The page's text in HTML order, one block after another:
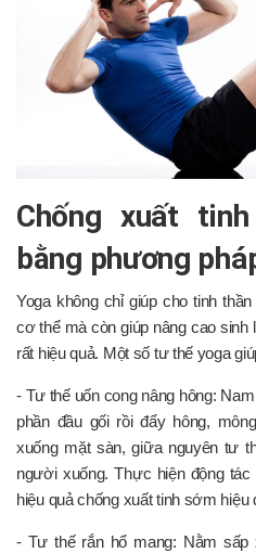
Chống xuất
bằng phương
Yoga không chỉ giúp cho tinh
cơ thể mà còn giúp nâng cao sinh
rất hiệu quả. Một số tư thế yoga
- Tư thế uốn cong nâng hông:
phần đầu gối rồi đẩy hông,
xuống mặt sàn, giữa nguyên tư
người xuống. Thực hiện động
hiệu quả chống xuất tinh sớm hiệu
- Tư thế rắn hổ mang: Nằm sấp